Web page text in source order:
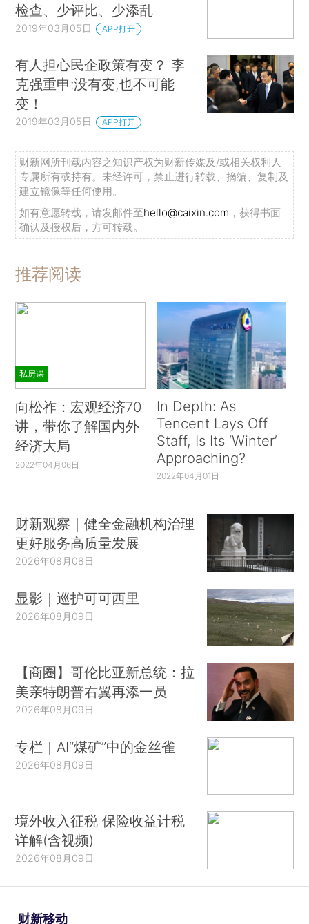
检查、少评比、少添乱
2019年03月05日 APP打开
有人担心民企政策有变？ 李
克强重申:没有变,也不可能
变！
2019年03月05日 APP打开
财新网所刊载内容之知识产权为财新传媒及/或相关权利人
专属所有或持有。未经许可，禁止进行转载、摘编、复制及
建立镜像等任何使用。
如有意愿转载，请发邮件至hello@caixin.com ，获得书面
确认及授权后，方可转载。
推荐阅读
私房课
向松祚：宏观经济70
讲，带你了解国内外
经济大局
2022年04月06日
In Depth: As
Tencent Lays Off
Staff, Is Its ‘Winter’
Approaching?
2022年04月01日
财新观察｜健全金融机构治理
更好服务高质量发展
2026年08月08日
显影｜巡护可可西里
2026年08月09日
【商圈】哥伦比亚新总统：拉
美亲特朗普右翼再添一员
2026年08月09日
专栏｜AI“煤矿”中的金丝雀
2026年08月09日
境外收入征税 保险收益计税
详解(含视频)
2026年08月09日
财新移动